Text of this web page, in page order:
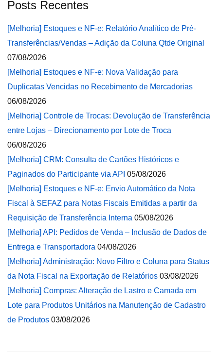
Posts Recentes
[Melhoria] Estoques e NF-e: Relatório Analítico de Pré-
Transferências/Vendas – Adição da Coluna Qtde Original
07/08/2026
[Melhoria] Estoques e NF-e: Nova Validação para
Duplicatas Vencidas no Recebimento de Mercadorias
06/08/2026
[Melhoria] Controle de Trocas: Devolução de Transferência
entre Lojas – Direcionamento por Lote de Troca
06/08/2026
[Melhoria] CRM: Consulta de Cartões Históricos e
Paginados do Participante via API 05/08/2026
[Melhoria] Estoques e NF-e: Envio Automático da Nota
Fiscal à SEFAZ para Notas Fiscais Emitidas a partir da
Requisição de Transferência Interna 05/08/2026
[Melhoria] API: Pedidos de Venda – Inclusão de Dados de
Entrega e Transportadora 04/08/2026
[Melhoria] Administração: Novo Filtro e Coluna para Status
da Nota Fiscal na Exportação de Relatórios 03/08/2026
[Melhoria] Compras: Alteração de Lastro e Camada em
Lote para Produtos Unitários na Manutenção de Cadastro
de Produtos 03/08/2026